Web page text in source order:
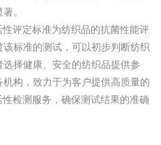
。
评定标准为纺织品的抗菌性能评
标准的测试，可以初步判断纺织
择健康、安全的纺织品提供参
构，致力于为客户提供高质量的
检测服务，确保测试结果的准确
检测 聚丙烯酰胺检测
氧化钙 铝酸钙检测